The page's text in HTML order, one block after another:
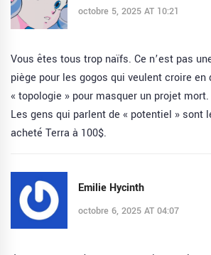
octobre 5, 2025 AT 10:21
Vous êtes tous trop naïfs. Ce n’est pas
piège pour les gogos qui veulent croire
« topologie » pour masquer un projet mort.
Les gens qui parlent de « potentiel » sont
acheté Terra à 100$.
Emilie Hycinth
octobre 6, 2025 AT 04:07